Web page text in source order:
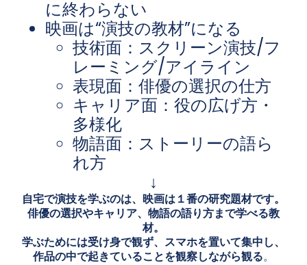
に終わらない
映画は“演技の教材”になる
技術面：スクリーン演技/フ
レーミング/アイライン
表現面：俳優の選択の仕方
キャリア面：役の広げ方・
多様化
物語面：ストーリーの語ら
れ方
↓
自宅で演技を学ぶのは、映画は１番の研究題材です。
俳優の選択やキャリア、物語の語り方まで学べる教
材。
学ぶためには受け身で観ず、スマホを置いて集中し、
作品の中で起きていることを観察しながら観る。